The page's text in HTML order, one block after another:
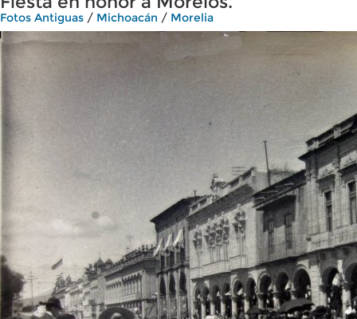
Fotos Antiguas / Michoacán / Morelia